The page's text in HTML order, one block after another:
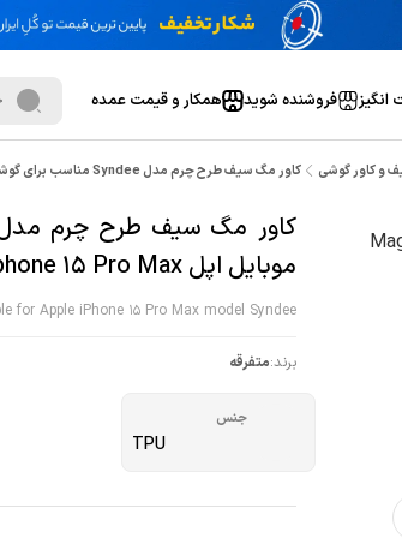
انگیز فروشنده شوید همکار و قیمت عمده
و کاور گوشی کاور مگ سیف طرح چرم مدل Syndee مناسب برای گوشی موبایل اپل iphone 15 Pro Max
موبایل اپل iphone 15 Pro Max
for Apple iPhone 15 Pro Max model Syndee
برند:متفرقه
جنس
TPU